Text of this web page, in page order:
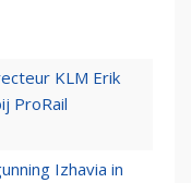
KLM Erik
ProRail
Izhavia in